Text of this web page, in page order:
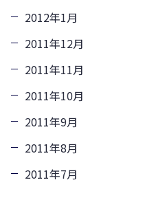
2012年1月
2011年12月
2011年11月
2011年10月
2011年9月
2011年8月
2011年7月